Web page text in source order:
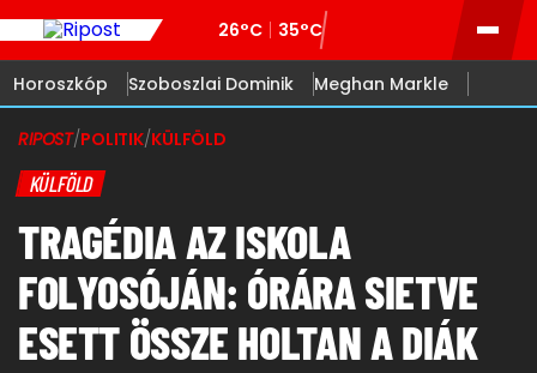
26°C 35°C
Horoszkóp Szoboszlai Dominik Meghan Markle
RIPOST/POLITIK/KÜLFÖLD
KÜLFÖLD
TRAGÉDIA AZ ISKOLA
FOLYOSÓJÁN: ÓRÁRA SIETVE
ESETT ÖSSZE HOLTAN A DIÁK